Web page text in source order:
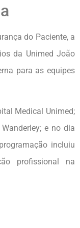
do Paciente, a
da Unimed João
para as equipes
Medical Unimed;
e no dia
incluiu
profissional na